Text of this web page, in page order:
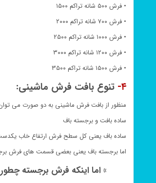
• فرش ۵۰۰ شانه تراکم ۱۵۰۰
• فرش ۷۰۰ شانه تراکم ۲۰۰۰
• فرش ۱۰۰۰ شانه تراکم ۲۵۰۰
• فرش ۱۲۰۰ شانه تراکم ۳۰۰۰
• فرش ۱۵۰۰ شانه تراکم ۳۵۰۰
۴- تنوع بافت فرش ماشینی:
منظور از بافت فرش ماشینی به دو صورت می
ساده بافت و برجسته باف
ساده باف یعنی کل سطح فرش ارتفاع خاب
اما برجسته باف یعنی بعضی قسمت های فرش
» اما اینکه فرش برجسته